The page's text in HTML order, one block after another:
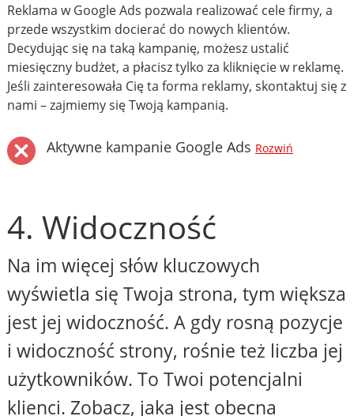
Reklama w Google Ads pozwala realizować cele firmy, a
przede wszystkim docierać do nowych klientów.
Decydując się na taką kampanię, możesz ustalić
miesięczny budżet, a płacisz tylko za kliknięcie w reklamę.
Jeśli zainteresowała Cię ta forma reklamy, skontaktuj się z
nami – zajmiemy się Twoją kampanią.
Aktywne kampanie Google Ads Rozwiń
4. Widoczność
Na im więcej słów kluczowych
wyświetla się Twoja strona, tym większa
jest jej widoczność. A gdy rosną pozycje
i widoczność strony, rośnie też liczba jej
użytkowników. To Twoi potencjalni
klienci. Zobacz, jaka jest obecna